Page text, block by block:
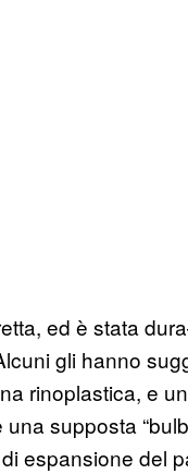
ed è stata
gli hanno
rinoplastica, e
supposta
espansione del